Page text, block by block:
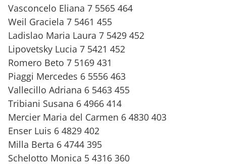
Vasconcelo Eliana 7 5565 464
Weil Graciela 7 5461 455
Ladislao Maria Laura 7 5429 452
Lipovetsky Lucia 7 5421 452
Romero Beto 7 5169 431
Piaggi Mercedes 6 5556 463
Vallecillo Adriana 6 5463 455
Tribiani Susana 6 4966 414
Mercier Maria del Carmen 6 4830 403
Enser Luis 6 4829 402
Milla Berta 6 4744 395
Schelotto Monica 5 4316 360